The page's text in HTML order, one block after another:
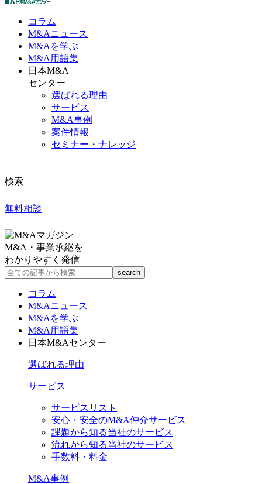
コラム
M&Aニュース
M&Aを学ぶ
M&A 用語集
日本M&A
センター
選ばれる理由
サービス
M&A事例
案件情報
セミナー・ナレッジ
検索
無料相談
M&A・事業承継を
わかりやすく発信
コラム
M&Aニュース
M&Aを学ぶ
M&A用語集
日本M&Aセンター
選ばれる理由
サービス
サービスリスト
安心・安全のM&A仲介サービス
課題から知る当社のサービス
流れから知る当社のサービス
手数料・料金
M&A事例